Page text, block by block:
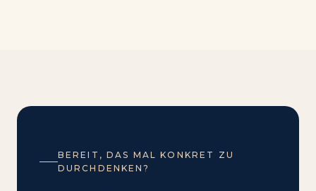
BEREIT, DAS MAL KONKRET ZU
DURCHDENKEN?